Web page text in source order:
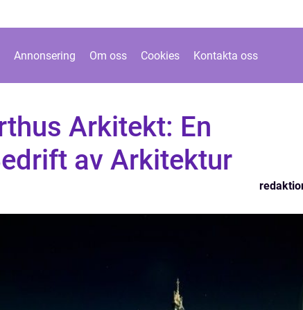
Annonsering Om oss Cookies Kontakta oss
Arkitekt: En
av Arkitektur